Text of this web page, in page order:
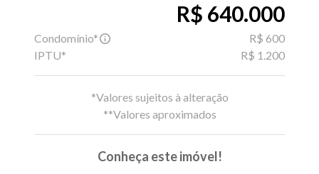
R$ 640.000
Condomínio*
R$ 600
IPTU*
R$ 1.200
*Valores sujeitos à alteração
**Valores aproximados
Conheça este imóvel!